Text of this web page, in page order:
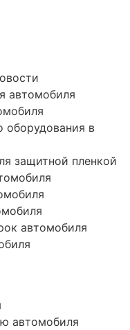
автомобиля
оборудования в
защитной пленкой
автомобиля
автомобиля